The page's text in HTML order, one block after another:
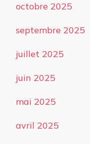
octobre 2025
septembre 2025
juillet 2025
juin 2025
mai 2025
avril 2025